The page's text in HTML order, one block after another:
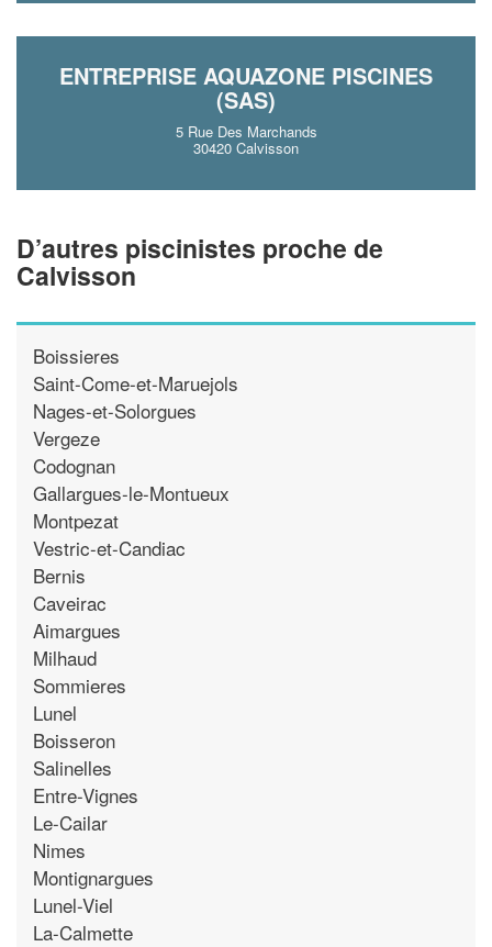
ENTREPRISE AQUAZONE PISCINES
(SAS)
5 Rue Des Marchands
30420 Calvisson
D’autres piscinistes proche de
Calvisson
Boissieres
Saint-Come-et-Maruejols
Nages-et-Solorgues
Vergeze
Codognan
Gallargues-le-Montueux
Montpezat
Vestric-et-Candiac
Bernis
Caveirac
Aimargues
Milhaud
Sommieres
Lunel
Boisseron
Salinelles
Entre-Vignes
Le-Cailar
Nimes
Montignargues
Lunel-Viel
La-Calmette